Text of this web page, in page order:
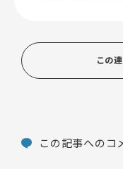
この
この記事へのコ